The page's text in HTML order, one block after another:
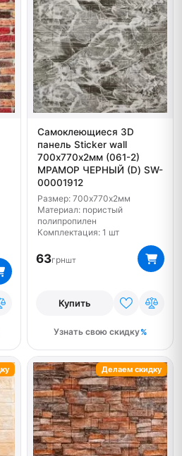
Самоклеющиеся 3D
панель Sticker wall
700х770х2мм (061-2)
МРАМОР ЧЕРНЫЙ (D) SW-
00001912
Размер: 700х770х2мм
Материал: пористый
полипропилен
Комплектация: 1 шт
63грншт
Купить
Узнать свою скидку
Делаем скидку